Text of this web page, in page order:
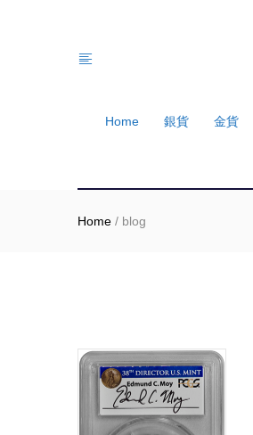
Home 銀貨 金貨
Home / blog